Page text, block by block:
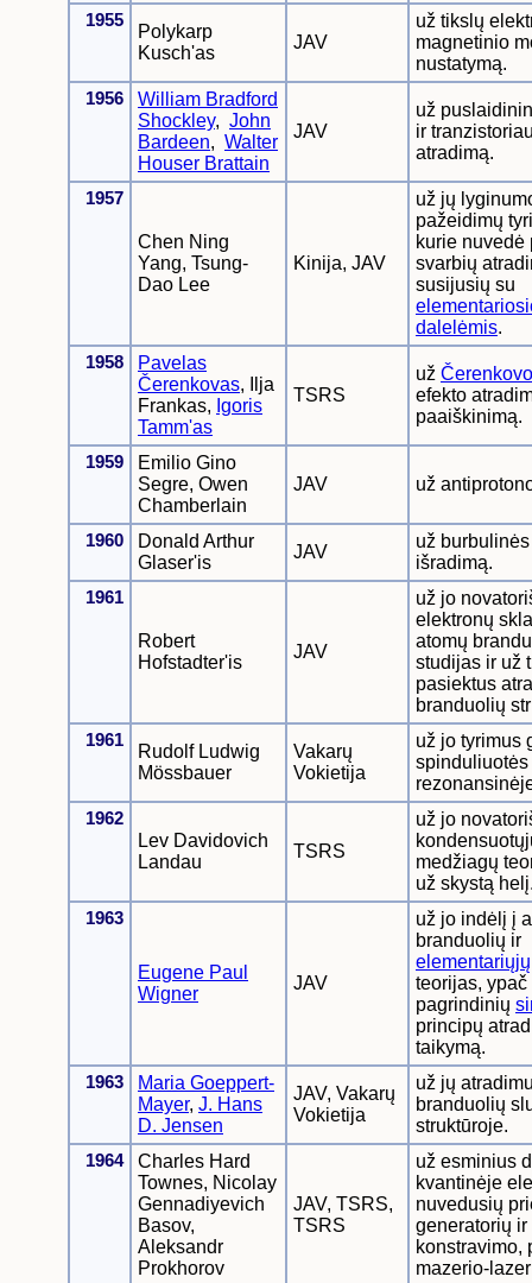
1955
Polykarp
Kusch'as
JAV
už tikslų
magnetinio
nustatymą.
1956
William Bradford
Shockley, John
Bardeen, Walter
Houser Brattain
JAV
už
ir
atradimą.
1957
Chen Ning
Yang, Tsung-
Dao Lee
Kinija, JAV
už jų
pažeidimų
kurie nuvedė
svarbių
susijusių su
dalelėmis.
1958
Pavelas
Čerenkovas, Ilja
Frankas, Igoris
Tamm'as
TSRS
už
efekto
paaiškinimą.
1959
Emilio Gino
Segre, Owen
Chamberlain
JAV už
1960
Donald Arthur
Glaser'is
JAV
už
išradimą.
1961
Robert
Hofstadter'is
JAV
už jo
elektronų
atomų
studijas ir už
pasiektus
branduolių
1961
Rudolf Ludwig
Mössbauer
Vakarų
Vokietija
už jo tyrimus
spinduliuotės
1962
Lev Davidovich
Landau
TSRS
už jo
medžiagų
už skystą
1963
Eugene Paul
Wigner
JAV
už jo indėlį į
branduolių ir
teorijas, ypač
pagrindinių
principų
taikymą.
1963
Maria Goeppert-
Mayer, J. Hans
D. Jensen
JAV, Vakarų
Vokietija
už jų
branduolių
struktūroje.
1964
Charles Hard
Townes, Nicolay
Gennadiyevich
Basov,
Aleksandr
Prokhorov
JAV, TSRS,
TSRS
už esminius
kvantinėje
nuvedusių
generatorių
konstravimo,
mazerio-